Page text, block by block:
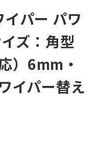
パー パワ
ズ：角型
）6mm・
イパー替え